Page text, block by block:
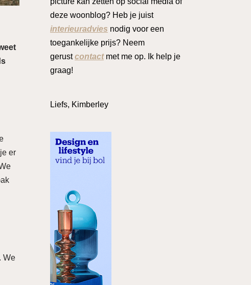
er
We
deze woonblog? Heb je juist
interieuradvies nodig voor een
toegankelijke prijs? Neem
gerustcontactmet me op. Ik help je
graag!
Liefs, Kimberley